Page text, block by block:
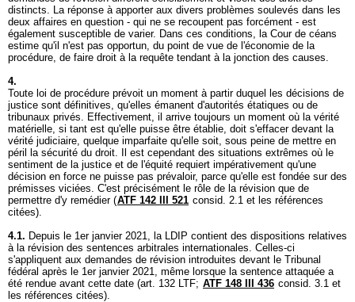
distincts. La réponse à apporter aux divers problèmes soulevés dans les
deux affaires en question - qui ne se recoupent pas forcément - est
également susceptible de varier. Dans ces conditions, la Cour de céans
estime qu'il n'est pas opportun, du point de vue de l'économie de la
procédure, de faire droit à la requête tendant à la jonction des causes.
4.
Toute loi de procédure prévoit un moment à partir duquel les décisions de
justice sont définitives, qu'elles émanent d'autorités étatiques ou de
tribunaux privés. Effectivement, il arrive toujours un moment où la vérité
matérielle, si tant est qu'elle puisse être établie, doit s'effacer devant la
vérité judiciaire, quelque imparfaite qu'elle soit, sous peine de mettre en
péril la sécurité du droit. Il est cependant des situations extrêmes où le
sentiment de la justice et de l'équité requiert impérativement qu'une
décision en force ne puisse pas prévaloir, parce qu'elle est fondée sur des
prémisses viciées. C'est précisément le rôle de la révision que de
permettre d'y remédier (ATF 142 III 521 consid. 2.1 et les références
citées).
4.1. Depuis le 1er janvier 2021, la LDIP contient des dispositions relatives
à la révision des sentences arbitrales internationales. Celles-ci
s'appliquent aux demandes de révision introduites devant le Tribunal
fédéral après le 1er janvier 2021, même lorsque la sentence attaquée a
été rendue avant cette date (art. 132 LTF; ATF 148 III 436 consid. 3.1 et
les références citées).